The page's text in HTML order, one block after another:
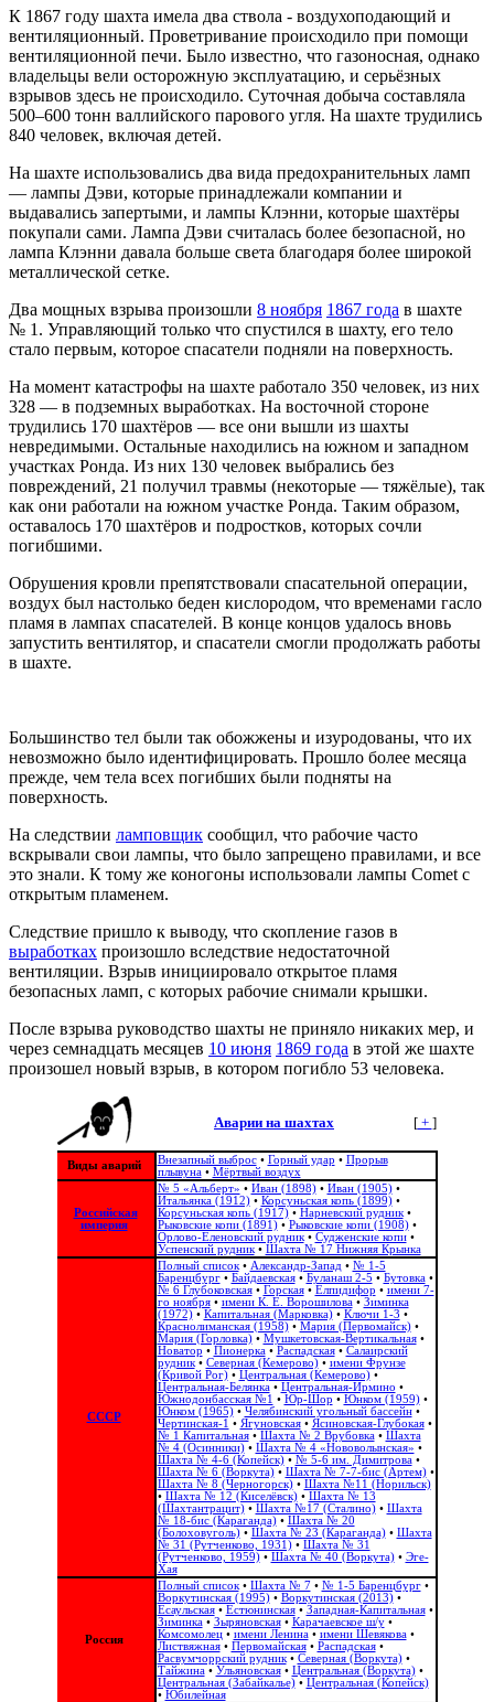
К 1867 году шахта имела два ствола - воздухоподающий и
вентиляционный. Проветривание происходило при помощи
вентиляционной печи. Было известно, что газоносная, однако
владельцы вели осторожную эксплуатацию, и серьёзных
взрывов здесь не происходило. Суточная добыча составляла
500–600 тонн валлийского парового угля. На шахте трудились
840 человек, включая детей.
На шахте использовались два вида предохранительных ламп
— лампы Дэви, которые принадлежали компании и
выдавались запертыми, и лампы Клэнни, которые шахтёры
покупали сами. Лампа Дэви считалась более безопасной, но
лампа Клэнни давала больше света благодаря более широкой
металлической сетке.
Два мощных взрыва произошли 8 ноября 1867 года в шахте
№ 1. Управляющий только что спустился в шахту, его тело
стало первым, которое спасатели подняли на поверхность.
На момент катастрофы на шахте работало 350 человек, из них
328 — в подземных выработках. На восточной стороне
трудились 170 шахтёров — все они вышли из шахты
невредимыми. Остальные находились на южном и западном
участках Ронда. Из них 130 человек выбрались без
повреждений, 21 получил травмы (некоторые — тяжёлые), так
как они работали на южном участке Ронда. Таким образом,
оставалось 170 шахтёров и подростков, которых сочли
погибшими.
Обрушения кровли препятствовали спасательной операции,
воздух был настолько беден кислородом, что временами гасло
пламя в лампах спасателей. В конце концов удалось вновь
запустить вентилятор, и спасатели смогли продолжать работы
в шахте.
Большинство тел были так обожжены и изуродованы, что их
невозможно было идентифицировать. Прошло более месяца
прежде, чем тела всех погибших были подняты на
поверхность.
На следствии ламповщик сообщил, что рабочие часто
вскрывали свои лампы, что было запрещено правилами, и все
это знали. К тому же коногоны использовали лампы Comet с
открытым пламенем.
Следствие пришло к выводу, что скопление газов в
выработках произошло вследствие недостаточной
вентиляции. Взрыв инициировало открытое пламя
безопасных ламп, с которых рабочие снимали крышки.
После взрыва руководство шахты не приняло никаких мер, и
через семнадцать месяцев 10 июня 1869 года в этой же шахте
произошел новый взрыв, в котором погибло 53 человека.
[+ ]
Аварии на шахтах
Виды аварий Внезапный выброс• Горный удар • Прорыв
плывуна• Мёртвый воздух
Российская
империя
№ 5 «Альберт» • Иван (1898)• Иван (1905)•
Итальянка (1912)• Корсуньская копь (1899)•
Корсуньская копь (1917)• Нарневский рудник•
Рыковские копи (1891)• Рыковские копи (1908)•
Орлово-Еленовский рудник• Судженские копи•
Успенский рудник• Шахта № 17 Нижняя Крынка
СССР
Полный список• Александр-Запад • № 1-5
Баренцбург• Байдаевская• Буланаш 2-5 • Бутовка•
№ 6 Глубоковская• Горская• Елпидифор • имени 7-
го ноября• имени К. Е. Ворошилова• Зиминка
(1972)• Капитальная (Марковка)• Ключи 1-3 •
Краснолиманская (1958)• Мария (Первомайск)•
Мария (Горловка)• Мушкетовская-Вертикальная•
Новатор • Пионерка• Распадская• Салаирский
рудник• Северная (Кемерово)• имени Фрунзе
(Кривой Рог)• Центральная (Кемерово)•
Центральная-Белянка• Центральная-Ирмино •
Южнодонбасская №1 • Юр-Шор • Юнком (1959)•
Юнком (1965)• Челябинский угольный бассейн•
Чертинская-1 • Ягуновская• Ясиновская-Глубокая•
№ 1 Капитальная• Шахта № 2 Врубовка• Шахта
№ 4 (Осинники)• Шахта № 4 «Нововолынская» •
Шахта № 4-6 (Копейск)• № 5-6 им. Димитрова•
Шахта № 6 (Воркута)• Шахта № 7-7-бис (Артем)•
Шахта № 8 (Черногорск)• Шахта №11 (Норильск)
• Шахта № 12 (Киселёвск)• Шахта № 13
(Шахтантрацит)• Шахта №17 (Сталино)• Шахта
№ 18-бис (Караганда)• Шахта № 20
(Болоховуголь)‎• Шахта № 23 (Караганда)• Шахта
№ 31 (Рутченково, 1931)• Шахта № 31
(Рутченково, 1959)• Шахта № 40 (Воркута)• Эге-
Хая
Россия
Полный список• Шахта № 7• № 1-5 Баренцбург•
Воркутинская (1995)• Воркутинская (2013)•
Есаульская• Естюнинская• Западная-Капитальная•
Зиминка• Зыряновская• Карачаевское ш/у•
Комсомолец• имени Ленина• имени Шевякова•
Листвяжная• Первомайская• Распадская•
Расвумчоррский рудник• Северная (Воркута)•
Тайжина• Ульяновская• Центральная (Воркута)•
Центральная (Забайкалье)• Центральная (Копейск)
• Юбилейная